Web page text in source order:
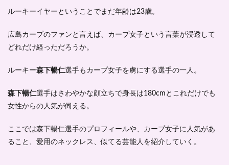
ルーキーイヤーということでまだ年齢は23歳。
広島カープのファンと言えば、カープ女子という言葉が浸透して
どれだけ経っただろうか。
ルーキー森下暢仁選手もカープ女子を虜にする選手の一人。
森下暢仁選手はさわやかな顔立ちで身長は180cmとこれだけでも
女性からの人気が伺える。
ここでは森下暢仁選手のプロフィールや、カープ女子に人気があ
ること、愛用のネックレス、似てる芸能人を紹介していく。